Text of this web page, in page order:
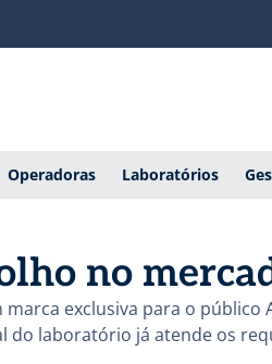
Operadoras Laboratórios
no
exclusiva para o público
do laboratório já atende os